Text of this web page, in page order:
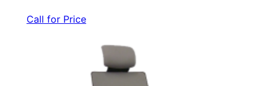
Call for Price